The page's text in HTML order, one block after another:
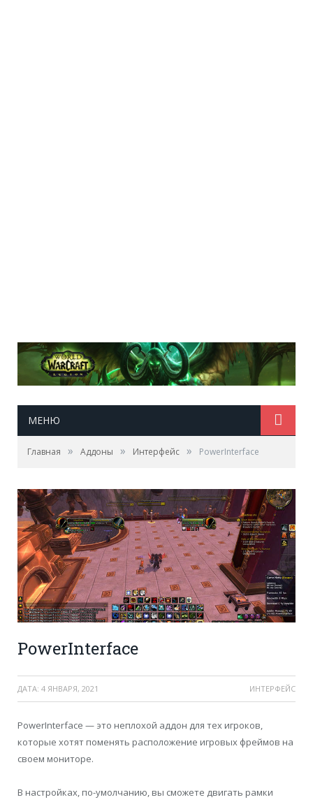
МЕНЮ
Главная » Аддоны » Интерфейс » PowerInterface
PowerInterface
ДАТА: 4 ЯНВАРЯ, 2021 ИНТЕРФЕЙС
PowerInterface — это неплохой аддон для тех игроков,
которые хотят поменять расположение игровых фреймов на
своем мониторе.
В настройках, по-умолчанию, вы сможете двигать рамки